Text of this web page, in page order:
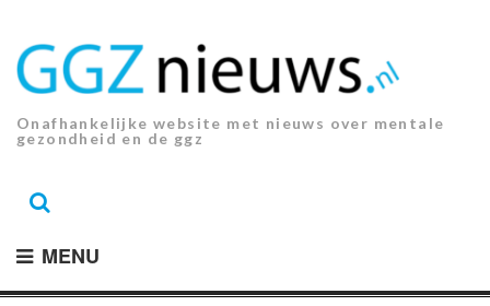
inhoud.
Onafhankelijke website met nieuws over mentale
gezondheid en de ggz
MENU